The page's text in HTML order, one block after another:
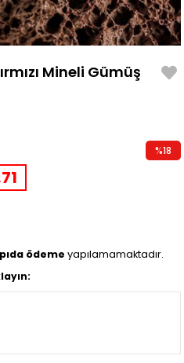
Mineli Gümüş
%18
ödeme yapılamamaktadır.